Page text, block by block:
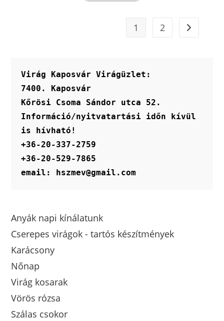
1 2
Virág Kaposvár Virágüzlet:
7400. Kaposvár
Kőrösi Csoma Sándor utca 52.
Információ/nyitvatartási időn kívül
is hívható!
+36-20-337-2759
+36-20-529-7865
email: hszmev@gmail.com
Anyák napi kínálatunk
Cserepes virágok - tartós készítmények
Karácsony
Nőnap
Virág kosarak
Vörös rózsa
Szálas csokor